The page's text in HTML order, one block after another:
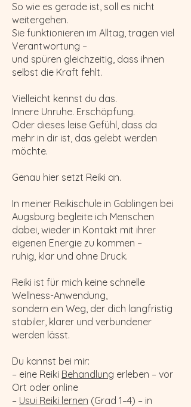
So wie es gerade ist, soll es nicht
weitergehen.
Sie funktionieren im Alltag, tragen viel
Verantwortung –
und spüren gleichzeitig, dass ihnen
selbst die Kraft fehlt.
Vielleicht kennst du das.
Innere Unruhe. Erschöpfung.
Oder dieses leise Gefühl, dass da
mehr in dir ist, das gelebt werden
möchte.
Genau hier setzt Reiki an.
In meiner Reikischule in Gablingen bei
Augsburg begleite ich Menschen
dabei, wieder in Kontakt mit ihrer
eigenen Energie zu kommen –
ruhig, klar und ohne Druck.
Reiki ist für mich keine schnelle
Wellness-Anwendung,
sondern ein Weg, der dich langfristig
stabiler, klarer und verbundener
werden lässt.
Du kannst bei mir:
– eine Reiki Behandlung erleben – vor
Ort oder online
– Usui Reiki lernen (Grad 1–4) – in